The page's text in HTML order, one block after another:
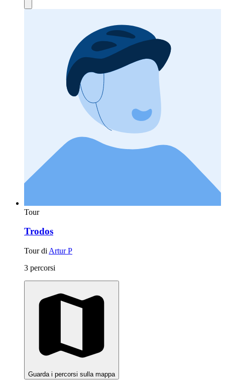
Tour
Trodos
Tour di Artur P
3 percorsi
Guarda i percorsi sulla mappa